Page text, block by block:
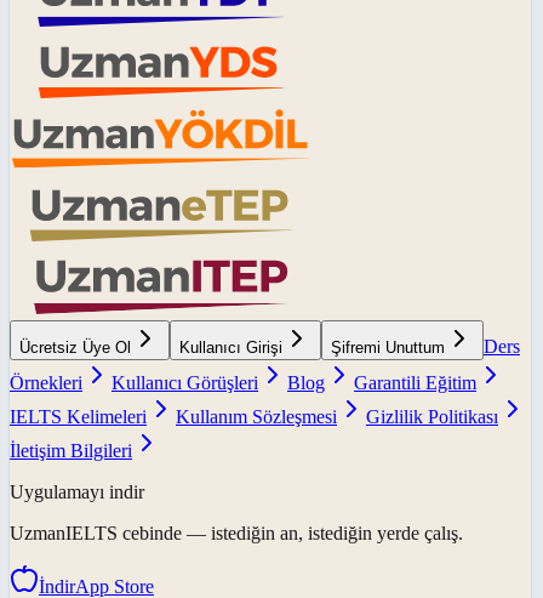
Ücretsiz Üye Ol Kullanıcı Girişi Şifremi Unuttum
Ders
Örnekleri
Kullanıcı Görüşleri Blog
Garantili Eğitim
IELTS Kelimeleri
Kullanım Sözleşmesi
Gizlilik Politikası
İletişim Bilgileri
Uygulamayı indir
UzmanIELTS cebinde — istediğin an, istediğin yerde çalış.
İndirApp Store